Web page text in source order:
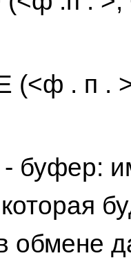
(<ф . п .
буфер:
обмене